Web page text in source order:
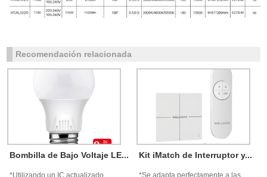
Recomendación relacionada
Bombilla de Bajo Voltaje LE...
*Utilizando un IC actualizado,
Kit iMatch de Interruptor y...
*Se adapta perfectamente a las